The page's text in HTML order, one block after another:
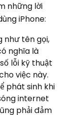
những lời
iPhone:
như tên gọi,
nghĩa là
lỗi kỹ thuật
việc này.
phát sinh khi
internet
phải đảm